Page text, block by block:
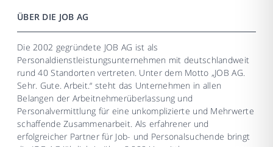
ÜBER DIE JOB AG
Die 2002 gegründete JOB AG ist als
Personaldienstleistungsunternehmen mit deutschlandweit
rund 40 Standorten vertreten. Unter dem Motto „JOB AG.
Sehr. Gute. Arbeit.“ steht das Unternehmen in allen
Belangen der Arbeitnehmerüberlassung und
Personalvermittlung für eine unkomplizierte und Mehrwerte
schaffende Zusammenarbeit. Als erfahrener und
erfolgreicher Partner für Job- und Personalsuchende bringt